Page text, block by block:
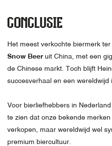
CONCLUSIE
Het meest verkochte biermerk
Snow Beeruit China, met een
de Chinese markt. Toch blijft
succesverhaal en een wereldwijd
Voor bierliefhebbers in
te zien dat onze bekende
verkopen, maar wereldwijd wel
premium biercultuur.